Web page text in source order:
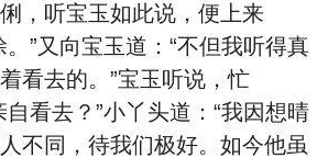
，听宝玉如此说，便上来
”又向宝玉道：“不但我听得真
看去的。”宝玉听说，忙
自看去？”小丫头道：“我因想晴
不同，待我们极好。如今他虽